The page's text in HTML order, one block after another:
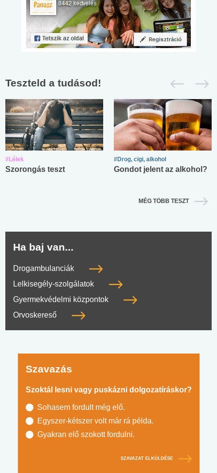
Teszteld a tudásod!
#Lélek
Szorongás teszt
#Drog, cigi, alkohol
Gondot jelent az alkohol?
MÉG TÖBB TESZT
Ha baj van...
Drogambulanciák
Lelkisegély-szolgálatok
Gyermekvédelmi központok
Orvoskereső
Szavazás
Szoktál lesni vagy puskázni dolgozatíráskor?
Sohasem fordult még elő.
Egyszer-kétszer volt már rá példa.
Gyakran elő szokott fordulni.
SZAVAZAT ELKÜLDÉSE